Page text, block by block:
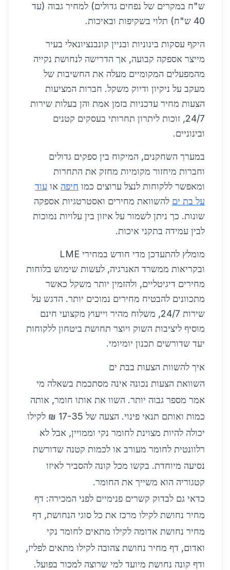
ש"ח במקרים של נפחים גדולים) למחיר גבוה (עד
40 ש"ח) תלוי בשקיפות ובאיכות.
היקף עסקות בינוניות ובניין קונבנציונאלי בעיר
מייצר אספקה קבועה, אך הדרישה לנחושת נקייה
מהמפעלים המקומיים מעלה את החשיבות של
מעקב על ניקיון ודיוק משקל. חברות המציעות
הצעות מחיר עדכניות בזמן אמת והן בעלות שירות
24/7, זוכות ליתרון תחרותי בעסקים קטנים
ובינוניים.
במערך השחקנים, המיקוח בין ספקים גדולים
וחברות מיחזור מקומיות מחזק את התחרות
ומאפשר ללקוחות לנצל ערוצים כמו חיפה או עוד
על בת ים להשוואת מחירים ואסטרטגיות אספקה
שונות. כך ניתן לשמור על איזון בין עלויות נמוכות
לבין עמידה בתקני איכות.
מומלץ להתעדכן מדי חודש במחירי LME
ובקריאות ממשרד האנרגיה, לעשות שימוש בלוחות
מחירים דיגיטליים, ולהזמין יותר משקל כאשר
מתכוונים להבטיח מחירים נמוכים יותר. הדגש על
שירות 24/7, משלוח מהיר וייעוץ מקצועי חינם
מוסיף ליציבות השוק ויוצר תחושת ביטחון ללקוחות
יעד שדורשים תכנון יומיומי.
איך להשוות הצעות בבת ים
השוואת הצעות נכונה אינה מסתכמת בשאלה מי
אמר מספר גבוה יותר. השוו את אותו חומר, אותה
כמות ואותם תנאי פינוי. הצעה של 17-35 ₪ לקילו
יכולה להיות מצוינת לחומר נקי וממויין, אבל לא
רלוונטית לחומר מעורב או לכמות קטנה שדורשת
נסיעה מיוחדת. בקשו מכל קונה להסביר לאיזו
קטגוריה הוא משייך את החומר.
כדאי גם לבדוק קשרים פנימיים לפני המכירה: דף
מחיר נחושת לקילו מרכז את כל סוגי הנחושת, דף
מחיר נחושת אדומה לקילו מתאים לחומר נקי
ואדום, דף מחיר נחושת צהובה לקילו מתאים לפליז,
ודף קונה נחושת מיועד למי שרוצה למכור בפועל.